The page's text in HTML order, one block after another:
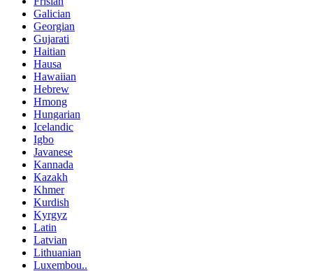
Galician
Georgian
Gujarati
Haitian
Hausa
Hawaiian
Hebrew
Hmong
Hungarian
Icelandic
Igbo
Javanese
Kannada
Kazakh
Khmer
Kurdish
Kyrgyz
Latin
Latvian
Lithuanian
Luxembou..